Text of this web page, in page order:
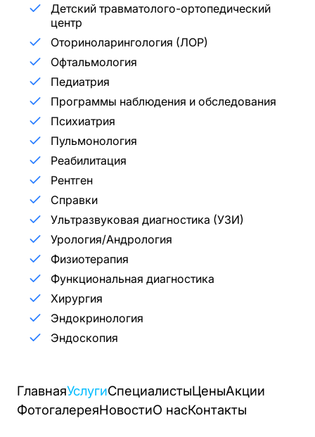
Детский травматолого-ортопедический
центр
Оториноларингология (ЛОР)
Офтальмология
Педиатрия
Программы наблюдения и обследования
Психиатрия
Пульмонология
Реабилитация
Рентген
Справки
Ультразвуковая диагностика (УЗИ)
Урология/Андрология
Физиотерапия
Функциональная диагностика
Хирургия
Эндокринология
Эндоскопия
ГлавнаяУслугиСпециалистыЦеныАкции
ФотогалереяНовостиО насКонтакты